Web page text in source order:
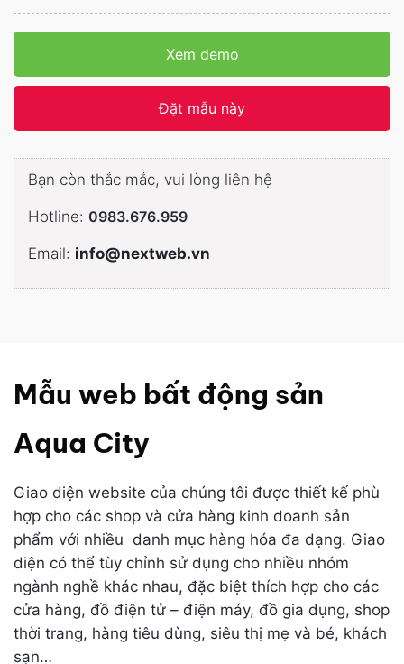
Xem demo
Đặt mẫu này
Bạn còn thắc mắc, vui lòng liên hệ
Hotline: 0983.676.959
Email: info@nextweb.vn
Mẫu web bất động sản
Aqua City
Giao diện website của chúng tôi được thiết kế phù
hợp cho các shop và cửa hàng kinh doanh sản
phẩm với nhiều danh mục hàng hóa đa dạng. Giao
diện có thể tùy chỉnh sử dụng cho nhiều nhóm
ngành nghề khác nhau, đặc biệt thích hợp cho các
cửa hàng, đồ điện tử – điện máy, đồ gia dụng, shop
thời trang, hàng tiêu dùng, siêu thị mẹ và bé, khách
sạn…